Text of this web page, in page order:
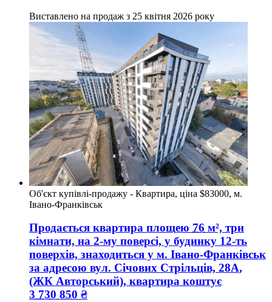
Виставлено на продаж з 25 квітня 2026 року
Об'єкт купівлі-продажу - Квартира, ціна $83000, м.
Івано-Франківськ
Продається квартира площею 76 м², три
кімнати, на 2-му поверсі, у будинку 12-ть
поверхів, знаходиться у м. Івано-Франківськ
за адресою вул. Січових Стрільців, 28А,
(ЖК Авторський), квартира коштує
3 730 850 ₴